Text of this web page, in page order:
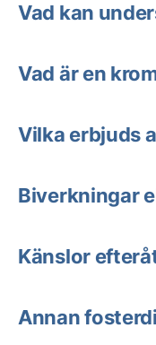
Vad kan
Vad är en
Vilka erbjuds
Biverkningar
Känslor
Annan